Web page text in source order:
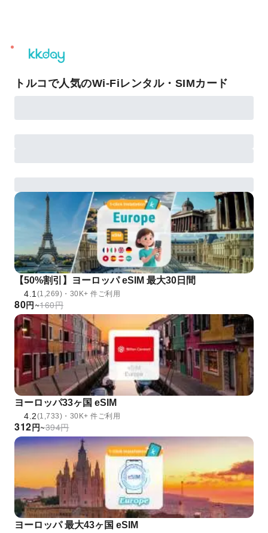
unread
notifications
トルコで人気のWi-Fiレンタル・SIMカード
【50%割引】ヨーロッパ eSIM 最大30日間
4.1 (1,269)・30K+ 件ご利用
円
80 ~ 円
160
ヨーロッパ33ヶ国 eSIM
4.2(1,733)・30K+ 件ご利用
円
312 ~ 円
394
ヨーロッパ 最大43ヶ国 eSIM